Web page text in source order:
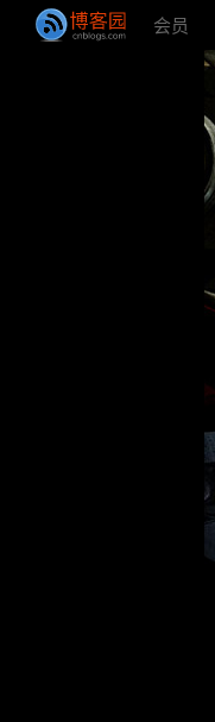
会员